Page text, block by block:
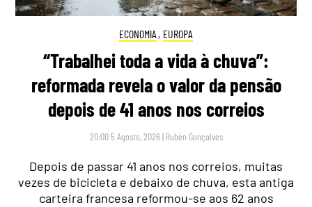
ECONOMIA , EUROPA
“Trabalhei toda a vida à chuva”:
reformada revela o valor da pensão
depois de 41 anos nos correios
20:00 5 Agosto, 2026 | Rubén Gonçalves
Depois de passar 41 anos nos correios, muitas
vezes de bicicleta e debaixo de chuva, esta antiga
carteira francesa reformou-se aos 62 anos